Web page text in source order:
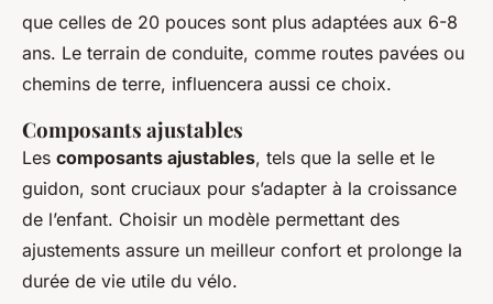
que celles de 20 pouces sont plus adaptées aux 6-8
ans. Le terrain de conduite, comme routes pavées ou
chemins de terre, influencera aussi ce choix.
Composants ajustables
Les composants ajustables, tels que la selle et le
guidon, sont cruciaux pour s’adapter à la croissance
de l’enfant. Choisir un modèle permettant des
ajustements assure un meilleur confort et prolonge la
durée de vie utile du vélo.